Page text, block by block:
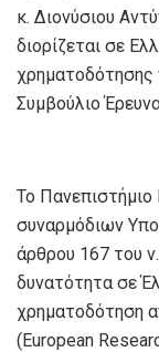
κ. Διονύσιου
διορίζεται σε
Συμβούλιο
Το
συναρμόδιων
άρθρου 167 του
δυνατότητα σε
χρηματοδότηση
(European